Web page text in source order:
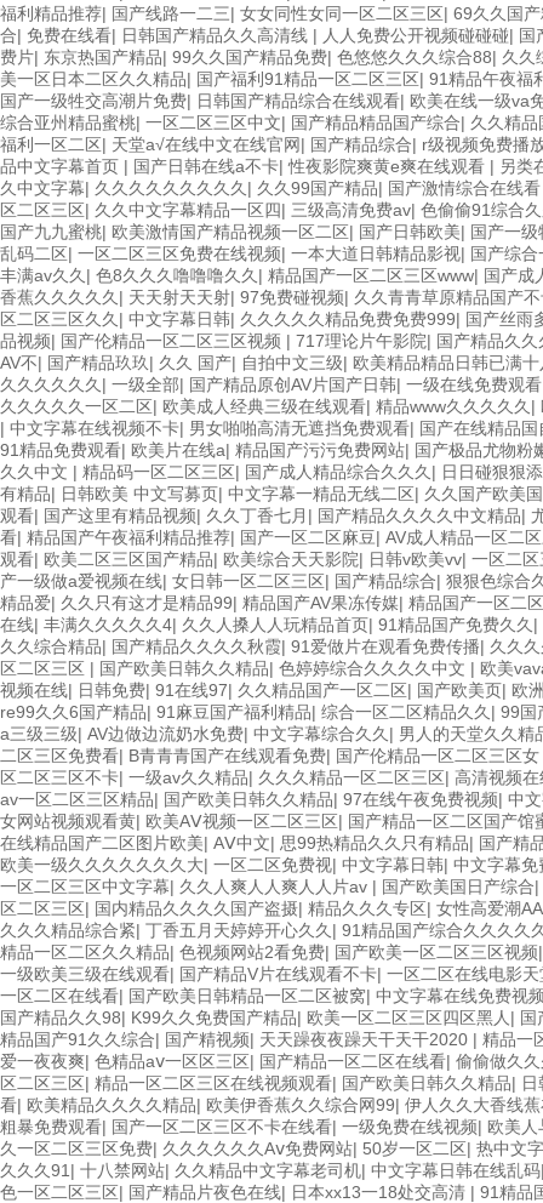
福利精品推荐| 国产线路一二三| 女女同性女同一区二区三区| 69久久国
合| 免费在线看| 日韩国产精品久久高清线 | 人人免费公开视频碰碰碰| 国
费片| 东京热国产精品| 99久久国产精品免费| 色悠悠久久久综合88| 久久
美一区日本二区久久精品| 国产福利91精品一区二区三区| 91精品午夜福
国产一级牲交高潮片免费| 日韩国产精品综合在线观看| 欧美在线一级va
综合亚州精品蜜桃| 一区二区三区中文| 国产精品精品国产综合| 久久精
福利一区二区| 天堂а√在线中文在线官网| 国产精品综合| r级视频免费播
品中文字幕首页 | 国产日韩在线a不卡|性夜影院爽黄e爽在线观看 | 另类
久中文字幕| 久久久久久久久久久 | 久久99国产精品| 国产激情综合在线
区二区三区| 久久中文字幕精品一区四| 三级高清免费av| 色偷偷91综合
国产九九蜜桃| 欧美激情国产精品视频一区二区| 国产日韩欧美| 国产一
乱码二区| 一区二区三区免费在线视频| 一本大道日韩精品影视| 国产综
丰满av久久 | 色8久久久噜噜噜久久 | 精品国产一区二区三区www| 国产成
香蕉久久久久久 | 天天射天天射| 97免费碰视频| 久久青青草原精品国产
区二区三区久久 | 中文字幕日韩| 久久久久久精品免费免费999| 国产丝雨
品视频| 国产伦精品一区二区三区视频 | 717理论片午影院| 国产精品久久
AV不| 国产精品玖玖| 久久 国产| 自拍中文三级| 欧美精品精品日韩已满十
久久久久久久 | 一级全部| 国产精品原创AV片国产日韩| 一级在线免费观看
久久久久久一区二区| 欧美成人经典三级在线观看| 精品www久久久久久 |
| 中文字幕在线视频不卡| 男女啪啪高清无遮挡免费观看| 国产在线精品
91精品免费观看| 欧美片在线a| 精品国产污污免费网站| 国产极品尤物粉
久久中文 | 精品码一区二区三区| 国产成人精品综合久久久 | 日日碰狠狠
有精品| 日韩欧美 中文写募页| 中文字幕一精品无线二区| 久久国产欧美
观看| 国产这里有精品视频| 久久丁香七月 | 国产精品久久久久中文精品|
看| 精品国产午夜福利精品推荐| 国产一区二区麻豆| AV成人精品一区二
观看| 欧美二区三区国产精品| 欧美综合天天影院| 日韩v欧美vv| 一区二
产一级做a爱视频在线| 女日韩一区二区三区| 国产精品综合| 狠狠色综合
精品爱| 久久只有这才是精品99| 精品国产AV果冻传媒| 精品国产一区二
在线| 丰满久久久久久4| 久久人搡人人玩精品首页| 91精品国产免费久久 |
久久综合精品| 国产精品久久久久秋霞| 91爱做片在观看免费传播| 久久
区二区三区 | 国产欧美日韩久久精品| 色婷婷综合久久久久中文 | 欧美
视频在线| 日韩免费| 91在线97| 久久精品国产一区二区| 国产欧美页| 欧
re99久久6国产精品| 91麻豆国产福利精品| 综合一区二区精品久久 | 99国
a三级三级| AV边做边流奶水免费| 中文字幕综合久久 | 男人的天堂久久精
二区三区免费看| B青青青国产在线观看免费| 国产伦精品一区二区三区女
区二区三区不卡| 一级av久久精品| 久久久精品一区二区三区| 高清视频
av一区二区三区精品| 国产欧美日韩久久精品| 97在线午夜免费视频| 中
女网站视频观看黄| 欧美AⅤ视频一区二区三区| 国产精品一区二区国产馆
在线精品国产二区图片欧美| AⅤ中文| 思99热精品久久只有精品| 国产精
欧美一级久久久久久久久大| 一区二区免费视| 中文字幕日韩| 中文字幕免
一区二区三区中文字幕| 久久人爽人人爽人人片av | 国产欧美国日产综合|
区二区三区| 国内精品久久久久国产盗摄| 精品久久久专区| 女性高爱潮
久久久精品综合紧| 丁香五月天婷婷开心久久 | 91精品国产综合久久久久
精品一区二区久久精品| 色视频网站2看免费| 国产欧美一区二区三区视频
一级欧美三级在线观看| 国产精品V片在线观看不卡| 一区二区在线电影天
一区二区在线看| 国产欧美日韩精品一区二区被窝| 中文字幕在线免费视
国产精品久久98| K99久久免费国产精品| 欧美一区二区三区四区黑人 | 国
精品国产91久久综合| 国产精视频| 天天躁夜夜躁天干天干2020 | 精品一
爱一夜夜爽| 色精品aⅴ一区区三区| 国产精品一区二区在线看| 偷偷做久
区二区三区| 精品一区二区三区在线视频观看| 国产欧美日韩久久精品|
看| 欧美精品久久久久精品| 欧美伊香蕉久久综合网99| 伊人久久大香线
粗暴免费观看| 国产一区二区三区不卡在线看| 一级免费在线视频| 欧美人
久一区二区三区免费| 久久久久久久Aⅴ免费网站| 50岁一区二区| 热中文
久久久91 | 十八禁网站| 久久精品中文字幕老司机| 中文字幕日韩在线乱码
色一区二区三区| 国产精品片夜色在线| 日本xx13一18处交高清 | 91精品